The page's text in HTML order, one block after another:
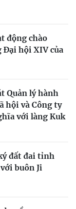
động chào
Đại hội XIV của
Quản lý hành
hội và Công ty
với làng Kuk
đất đai tỉnh
buôn Ji